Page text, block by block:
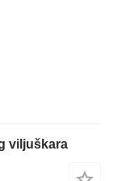
viljuškara